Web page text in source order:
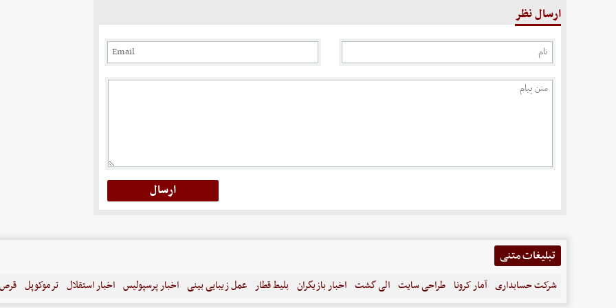
ارسال نظر
تبلیغات متنی
شرکت حسابداری آمار کرونا طراحی سایت الی گشت اخبار بازیگران بلیط قطار عمل زیبایی بینی اخبار پرسپولیس اخبار استقلال ترموکوپل قرص